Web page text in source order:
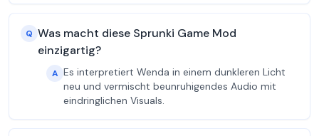
Q Was macht diese Sprunki Game Mod
einzigartig?
A Es interpretiert Wenda in einem dunkleren Licht
neu und vermischt beunruhigendes Audio mit
eindringlichen Visuals.